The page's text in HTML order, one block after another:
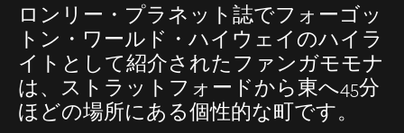
ロンリー・プラネット誌でフォーゴッ
トン・ワールド・ハイウェイのハイラ
イトとして紹介されたファンガモモナ
は、ストラットフォードから東へ45分
ほどの場所にある個性的な町です。